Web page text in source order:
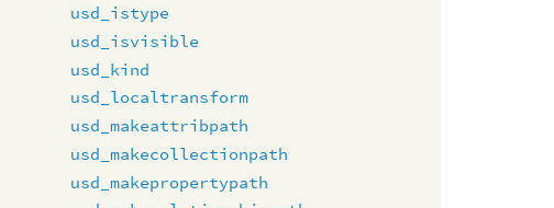
usd_istype
usd_isvisible
usd_kind
usd_localtransform
usd_makeattribpath
usd_makecollectionpath
usd_makepropertypath